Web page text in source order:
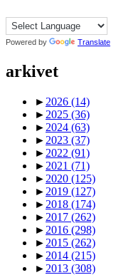
Powered by Translate
arkivet
► 2026 (14)
► 2025 (36)
► 2024 (63)
► 2023 (37)
► 2022 (91)
► 2021 (71)
► 2020 (125)
► 2019 (127)
► 2018 (174)
► 2017 (262)
► 2016 (298)
► 2015 (262)
► 2014 (215)
► 2013 (308)